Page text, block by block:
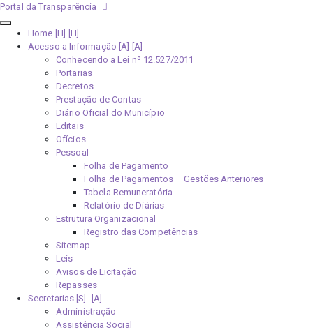
Portal da Transparência
Home [H]
Acesso a Informação [A]
Conhecendo a Lei nº 12.527/2011
Portarias
Decretos
Prestação de Contas
Diário Oficial do Município
Editais
Ofícios
Pessoal
Folha de Pagamento
Folha de Pagamentos – Gestões Anteriores
Tabela Remuneratória
Relatório de Diárias
Estrutura Organizacional
Registro das Competências
Sitemap
Leis
Avisos de Licitação
Repasses
Secretarias [S]
Administração
Assistência Social